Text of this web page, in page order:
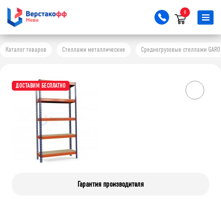
0
Каталог товаров Стеллажи металлические Среднегрузовые стеллажи GARO
ДОСТАВИМ БЕСПЛАТНО
Гарантия производителя